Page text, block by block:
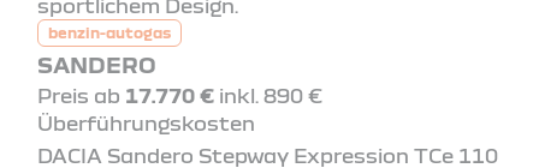
benzin-autogas
SANDERO
Preis ab 17.770 € inkl. 890 €
Überführungskosten
DACIA Sandero Stepway Expression TCe 110